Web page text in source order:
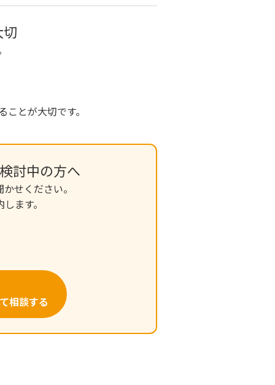
ことが大切です。
討中の方へ
せください。
ます。
相談する